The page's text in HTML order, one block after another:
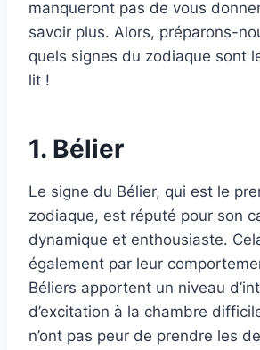
manqueront pas de vous
savoir plus. Alors, préparons-
quels signes du zodiaque sont
lit !
1. Bélier
Le signe du Bélier, qui est le
zodiaque, est réputé pour son
dynamique et enthousiaste.
également par leur
Béliers apportent un niveau
d’excitation à la chambre
n’ont pas peur de prendre les